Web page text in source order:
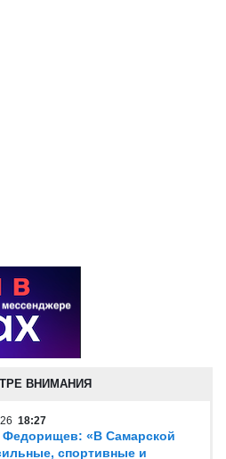
ВНИМАНИЯ
18:27
Федорищев: «В Самарской
спортивные и